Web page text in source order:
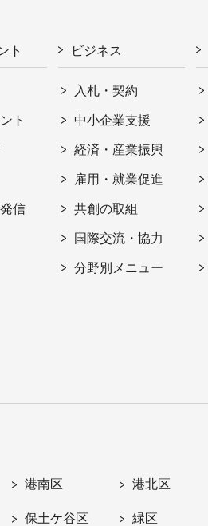
ト
ト
信
ビジネス
入札・契約
中小企業支援
経済・産業振興
雇用・就業促進
共創の取組
国際交流・協力
分野別メニュー
港南区 港北区
保土ケ谷区 緑区